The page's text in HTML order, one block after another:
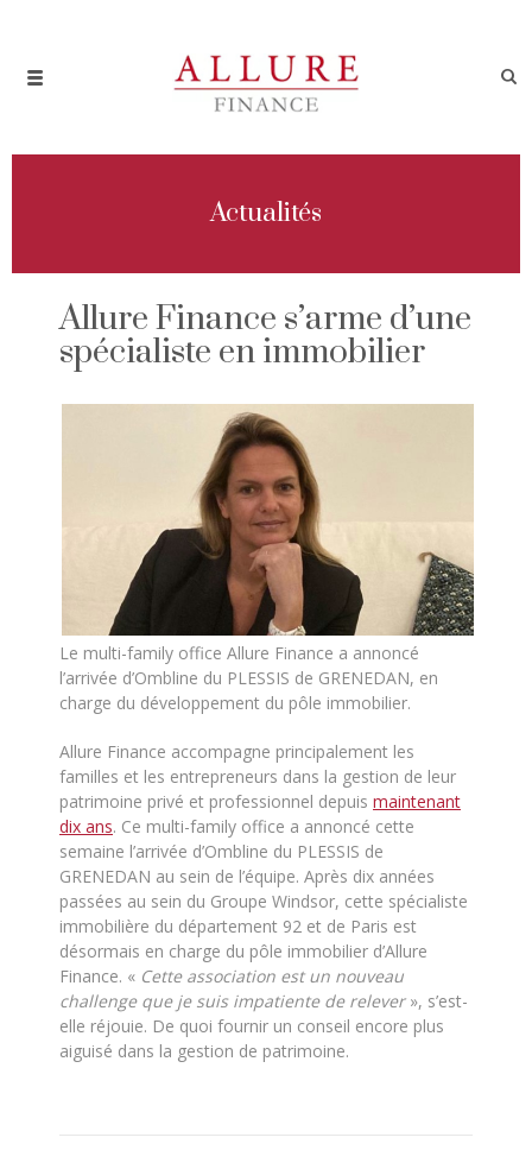
Actualités
Allure Finance s’arme d’une
spécialiste en immobilier
Le multi-family office Allure Finance a annoncé
l’arrivée d’Ombline du PLESSIS de GRENEDAN, en
charge du développement du pôle immobilier.
Allure Finance accompagne principalement les
familles et les entrepreneurs dans la gestion de leur
patrimoine privé et professionnel depuis maintenant
dix ans. Ce multi-family office a annoncé cette
semaine l’arrivée d’Ombline du PLESSIS de
GRENEDAN au sein de l’équipe. Après dix années
passées au sein du Groupe Windsor, cette spécialiste
immobilière du département 92 et de Paris est
désormais en charge du pôle immobilier d’Allure
Finance. « Cette association est un nouveau
challenge que je suis impatiente de relever», s’est-
elle réjouie. De quoi fournir un conseil encore plus
aiguisé dans la gestion de patrimoine.